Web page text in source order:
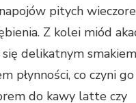
pitych
Z kolei miód
delikatnym
płynności, co czyni go
do kawy latte czy